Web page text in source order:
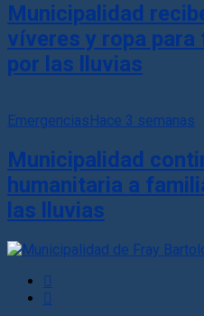
Municipalidad
víveres y ropa
por las lluvias
EmergenciasHace 3 semanas
Municipalidad
humanitaria a
las lluvias